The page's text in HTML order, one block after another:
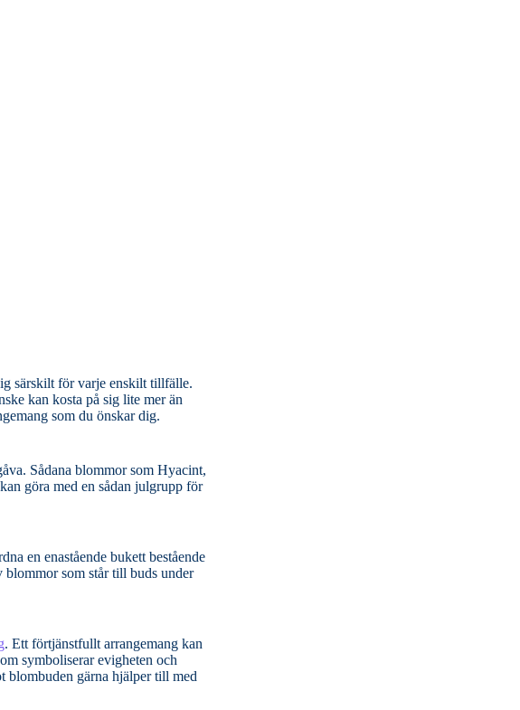
särskilt för varje enskilt tillfälle.
kan kosta på sig lite mer än
som du önskar dig.
en enastående bukett bestående
. Ett förtjänstfullt arrangemang kan
blombuden gärna hjälper till med